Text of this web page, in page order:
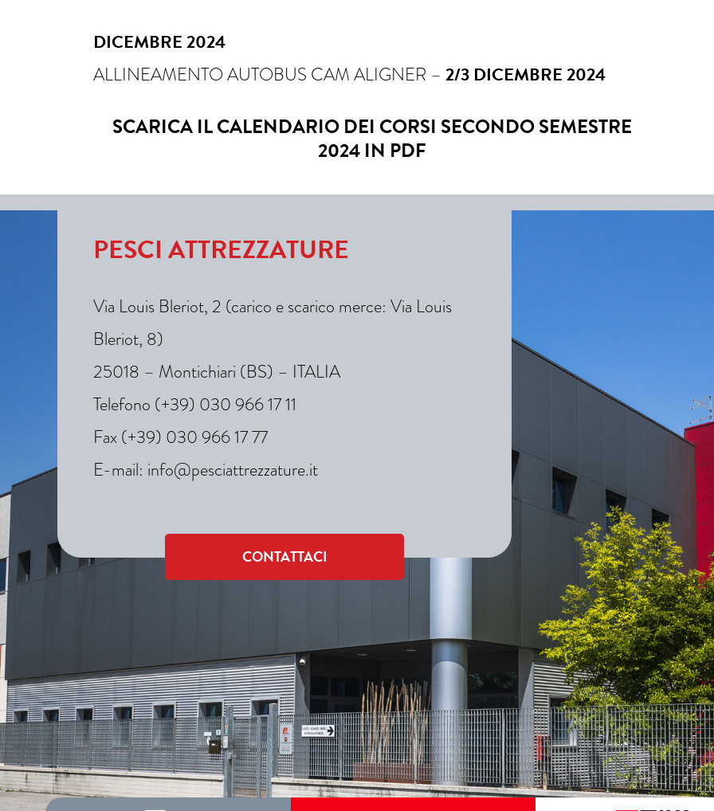
DICEMBRE 2024
ALLINEAMENTO AUTOBUS CAM ALIGNER – 2/3 DICEMBRE 2024
SCARICA IL CALENDARIO DEI CORSI SECONDO SEMESTRE
2024 IN PDF
PESCI ATTREZZATURE
Via Louis Bleriot, 2 (carico e scarico merce: Via Louis
Bleriot, 8)
25018 – Montichiari (BS) – ITALIA
Telefono (+39) 030 966 17 11
Fax (+39) 030 966 17 77
E-mail: info@pesciattrezzature.it
CONTATTACI